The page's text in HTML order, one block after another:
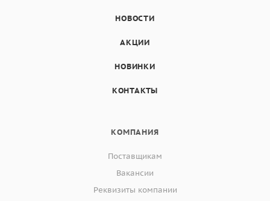
НОВОСТИ
АКЦИИ
НОВИНКИ
КОНТАКТЫ
КОМПАНИЯ
Поставщикам
Вакансии
Реквизиты компании